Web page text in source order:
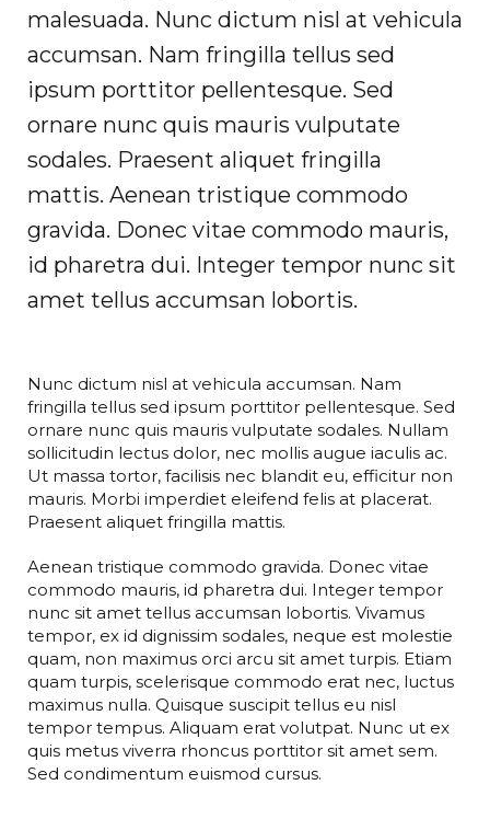
malesuada. Nunc dictum nisl at vehicula
accumsan. Nam fringilla tellus sed
ipsum porttitor pellentesque. Sed
ornare nunc quis mauris vulputate
sodales. Praesent aliquet fringilla
mattis. Aenean tristique commodo
gravida. Donec vitae commodo mauris,
id pharetra dui. Integer tempor nunc sit
amet tellus accumsan lobortis.
Nunc dictum nisl at vehicula accumsan. Nam
fringilla tellus sed ipsum porttitor pellentesque. Sed
ornare nunc quis mauris vulputate sodales. Nullam
sollicitudin lectus dolor, nec mollis augue iaculis ac.
Ut massa tortor, facilisis nec blandit eu, efficitur non
mauris. Morbi imperdiet eleifend felis at placerat.
Praesent aliquet fringilla mattis.
Aenean tristique commodo gravida. Donec vitae
commodo mauris, id pharetra dui. Integer tempor
nunc sit amet tellus accumsan lobortis. Vivamus
tempor, ex id dignissim sodales, neque est molestie
quam, non maximus orci arcu sit amet turpis. Etiam
quam turpis, scelerisque commodo erat nec, luctus
maximus nulla. Quisque suscipit tellus eu nisl
tempor tempus. Aliquam erat volutpat. Nunc ut ex
quis metus viverra rhoncus porttitor sit amet sem.
Sed condimentum euismod cursus.